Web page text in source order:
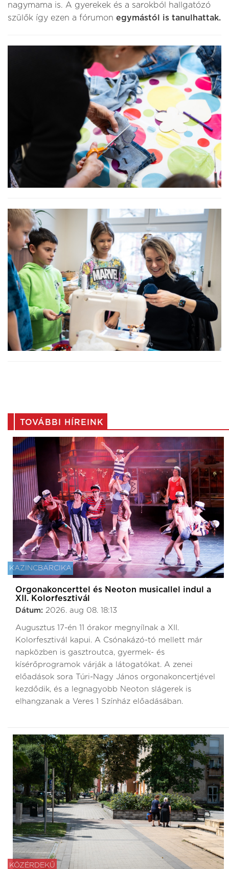
nagymama is. A gyerekek és a sarokból hallgatózó
szülők így ezen a fórumon egymástól is tanulhattak.
TOVÁBBI HÍREINK
KAZINCBARCIKA
Orgonakoncerttel és Neoton musicallel indul a
XII. Kolorfesztivál
Dátum: 2026. aug 08. 18:13
Augusztus 17-én 11 órakor megnyílnak a XII.
Kolorfesztivál kapui. A Csónakázó-tó mellett már
napközben is gasztroutca, gyermek- és
kísérőprogramok várják a látogatókat. A zenei
előadások sora Túri-Nagy János orgonakoncertjével
kezdődik, és a legnagyobb Neoton slágerek is
elhangzanak a Veres 1 Színház előadásában.
KÖZÉRDEKŰ